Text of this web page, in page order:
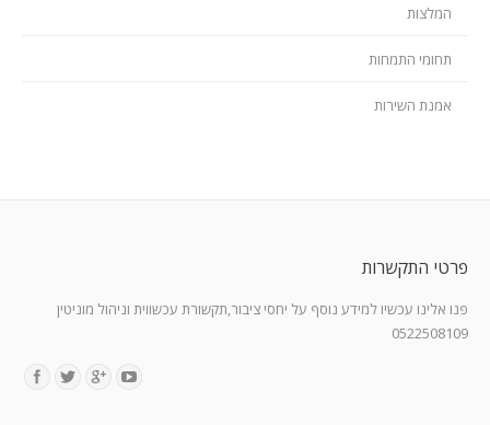
המלצות
תחומי התמחות
אמנת השירות
פרטי התקשרות
פנו אלינו עכשיו למידע נוסף על יחסי ציבור,תקשורת עכשווית וניהול מוניטין
0522508109